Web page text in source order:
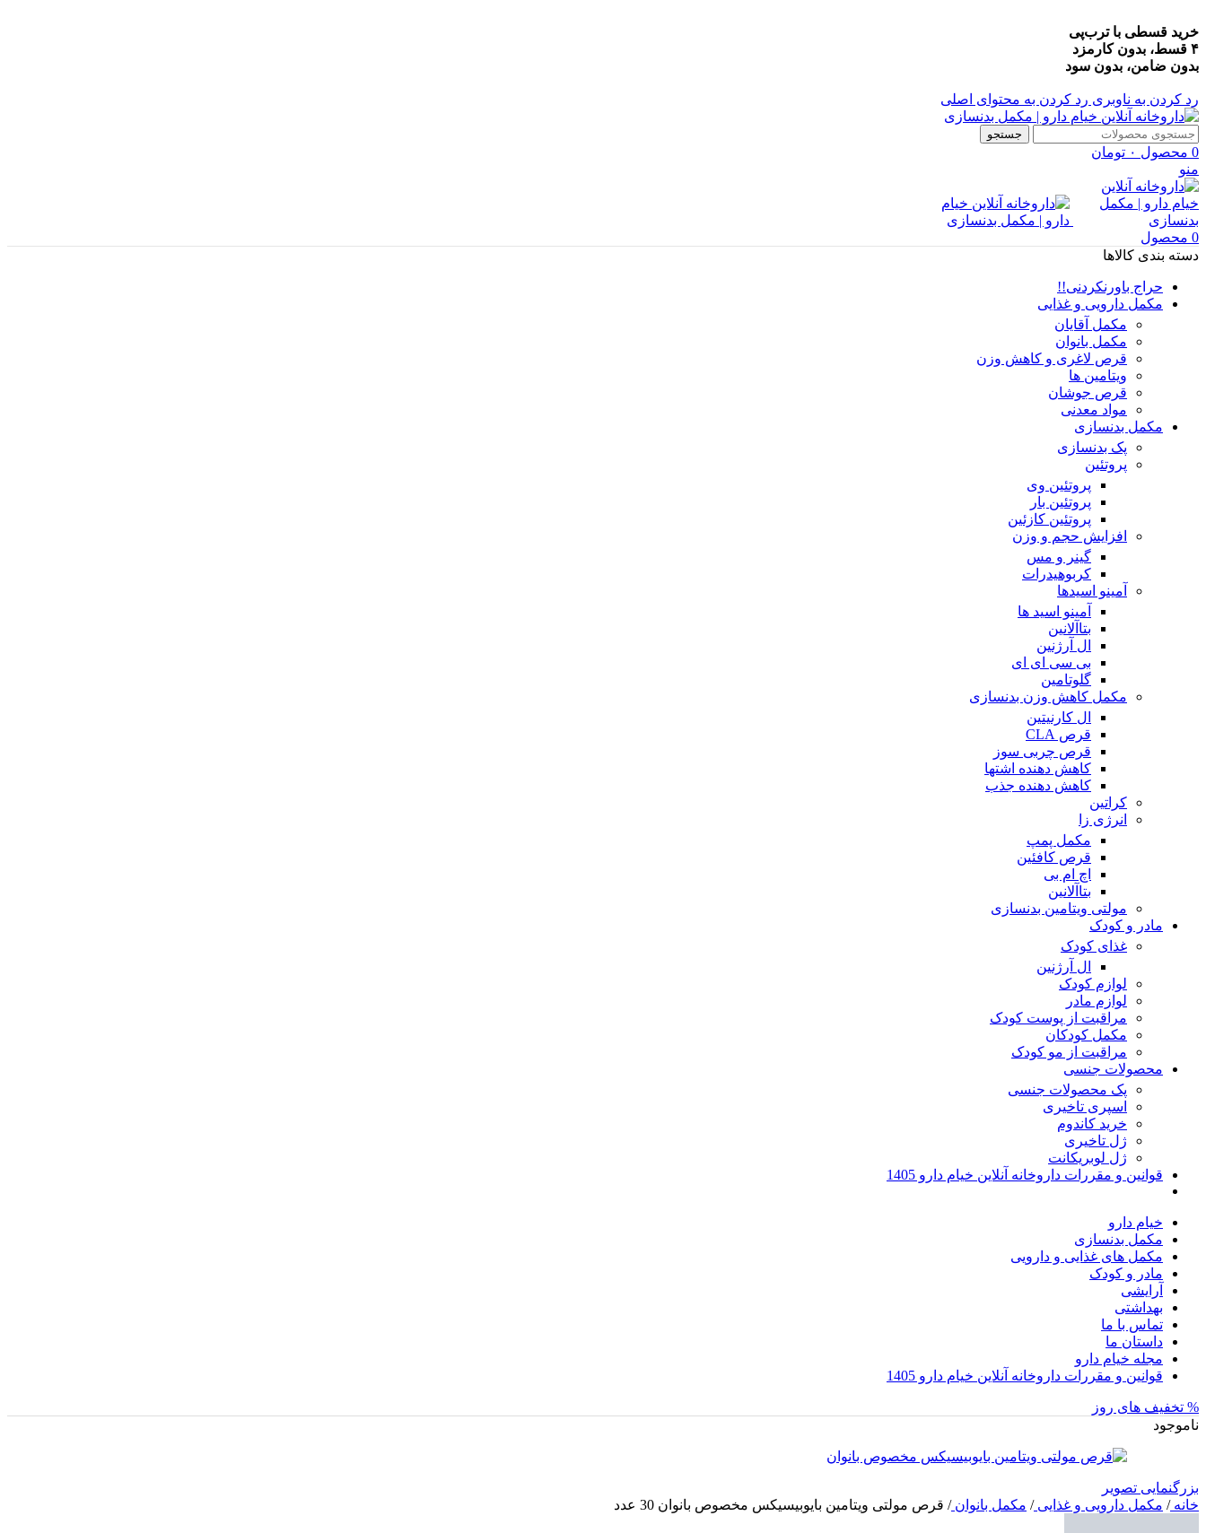
خرید قسطی با ترب‌پی
۴ قسط، بدون کارمزد
بدون ضامن، بدون سود
رد کردن به ناوبری رد کردن به محتوای اصلی
جستجو
0 محصول ۰ تومان
منو
0 محصول
دسته بندی کالاها
حراج باورنکردنی!!
مکمل دارویی و غذایی
مکمل آقایان
مکمل بانوان
قرص لاغری و کاهش وزن
ویتامین ها
قرص جوشان
مواد معدنی
مکمل بدنسازی
پک بدنسازی
پروتئین
پروتئین وی
پروتئین بار
پروتئین کازئین
افزایش حجم و وزن
گینر و مس
کربوهیدرات
آمینو اسیدها
آمینو اسید ها
بتاآلانین
ال آرژنین
بی سی ای ای
گلوتامین
مکمل کاهش وزن بدنسازی
ال کارنیتین
قرص CLA
قرص چربی سوز
کاهش دهنده اشتها
کاهش دهنده جذب
کراتین
انرژی زا
مکمل پمپ
قرص کافئین
اچ ام بی
بتاآلانین
مولتی ویتامین بدنسازی
مادر و کودک
غذای کودک
ال آرژنین
لوازم کودک
لوازم مادر
مراقبت از پوست کودک
مکمل کودکان
مراقبت از مو کودک
محصولات جنسی
پک محصولات جنسی
اسپری تاخیری
خرید کاندوم
ژل تاخیری
ژل لوبریکانت
قوانین و مقررات داروخانه آنلاین خیام دارو 1405
خیام دارو
مکمل بدنسازی
مکمل های غذایی و دارویی
مادر و کودک
آرایشی
بهداشتی
تماس با ما
داستان ما
مجله خیام دارو
قوانین و مقررات داروخانه آنلاین خیام دارو 1405
% تخفیف های روز
ناموجود
بزرگنمایی تصویر
خانه/ مکمل دارویی و غذایی/ مکمل بانوان/ قرص مولتی ویتامین بایوبیسیکس مخصوص بانوان 30 عدد